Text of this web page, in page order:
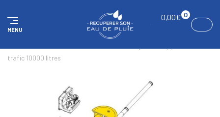
MENU
0,00€ 0
trafic 10000 litres